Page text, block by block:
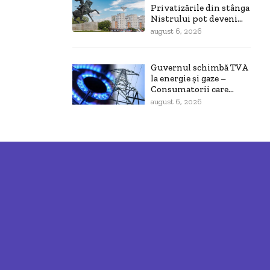
Privatizările din stânga
Nistrului pot deveni...
august 6, 2026
Guvernul schimbă TVA
la energie și gaze –
Consumatorii care...
august 6, 2026